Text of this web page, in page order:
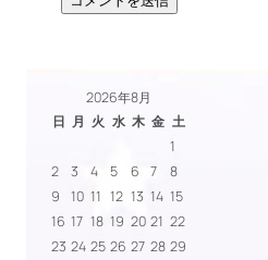
2026年8月
日 月 火 水 木 金 土
1
2
3 4 5 6 7
8
9
10 11 12 13 14 15
16 17 18 19 20 21 22
23 24 25 26 27 28 29